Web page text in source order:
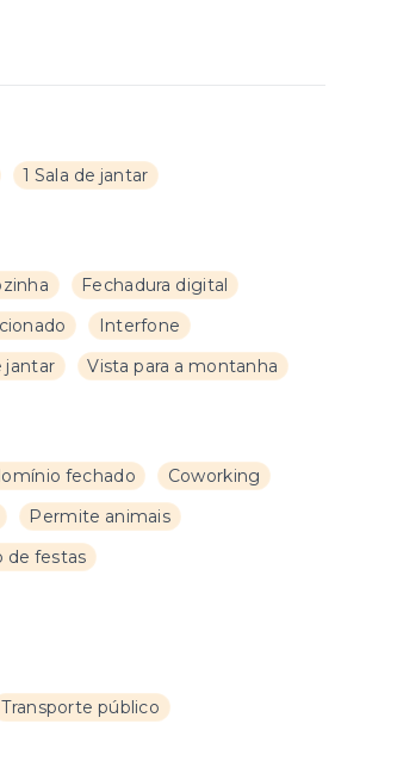
1 Sala de jantar
Fechadura digital
Interfone
jantar Vista para a montanha
fechado
Coworking
Permite animais
de festas
Transporte público